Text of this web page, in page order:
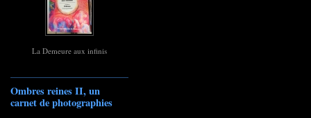
La Demeure aux infinis
Ombres reines II, un
carnet de photographies